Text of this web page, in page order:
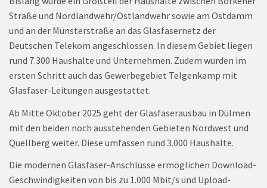
Straße und Nordlandwehr/Ostlandwehr sowie am Ostdamm
und an der Münsterstraße an das Glasfasernetz der
Deutschen Telekom angeschlossen. In diesem Gebiet liegen
rund 7.300 Haushalte und Unternehmen. Zudem wurden im
ersten Schritt auch das Gewerbegebiet Telgenkamp mit
Glasfaser-Leitungen ausgestattet.
Ab Mitte Oktober 2025 geht der Glasfaserausbau in Dülmen
mit den beiden noch ausstehenden Gebieten Nordwest und
Quellberg weiter. Diese umfassen rund 3.000 Haushalte.
Die modernen Glasfaser-Anschlüsse ermöglichen Download-
Geschwindigkeiten von bis zu 1.000 Mbit/s und Upload-